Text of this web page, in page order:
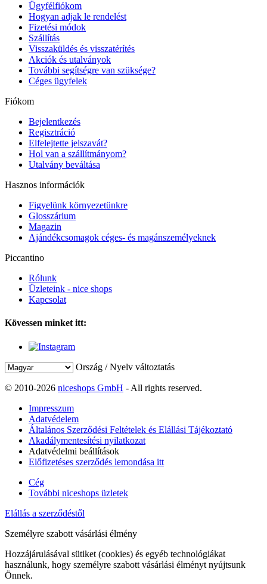
Ügyfélfiókom
Hogyan adjak le rendelést
Fizetési módok
Szállítás
Visszaküldés és visszatérítés
Akciók és utalványok
További segítségre van szüksége?
Céges ügyfelek
Fiókom
Bejelentkezés
Regisztráció
Elfelejtette jelszavát?
Hol van a szállítmányom?
Utalvány beváltása
Hasznos információk
Figyelünk környezetünkre
Glosszárium
Magazin
Ajándékcsomagok céges- és magánszemélyeknek
Piccantino
Rólunk
Üzleteink - nice shops
Kapcsolat
Kövessen minket itt:
Ország / Nyelv változtatás
© 2010-2026 niceshops GmbH - All rights reserved.
Impresszum
Adatvédelem
Általános Szerződési Feltételek és Elállási Tájékoztató
Akadálymentesítési nyilatkozat
Adatvédelmi beállítások
Előfizetéses szerződés lemondása itt
Cég
További niceshops üzletek
Elállás a szerződéstől
Személyre szabott vásárlási élmény
Hozzájárulásával sütiket (cookies) és egyéb technológiákat
használunk, hogy személyre szabott vásárlási élményt nyújtsunk
Önnek.